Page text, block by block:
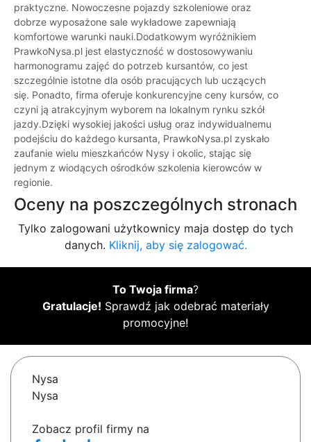
praktyczne. Nowoczesne pojazdy szkoleniowe oraz
dobrze wyposażone sale wykładowe zapewniają
komfortowe warunki nauki.Dodatkowym wyróżnikiem
PrawkoNysa.pl jest elastyczność w dostosowywaniu
harmonogramu zajęć do potrzeb kursantów, co jest
szczególnie istotne dla osób pracujących lub uczących
się. Ponadto, firma oferuje konkurencyjne ceny kursów, co
czyni ją atrakcyjnym wyborem na lokalnym rynku szkół
jazdy.Dzięki wysokiej jakości usług oraz indywidualnemu
podejściu do każdego kursanta, PrawkoNysa.pl zyskało
zaufanie wielu mieszkańców Nysy i okolic, stając się
jednym z wiodących ośrodków szkolenia kierowców w
regionie.
Oceny na poszczególnych stronach
Tylko zalogowani użytkownicy maja dostęp do tych
danych. Kliknij, aby się zalogować.
To Twoja firma?
Gratulacje! Sprawdź jak odebrać materiały
promocyjne!
Nysa
Nysa
Zobacz profil firmy na